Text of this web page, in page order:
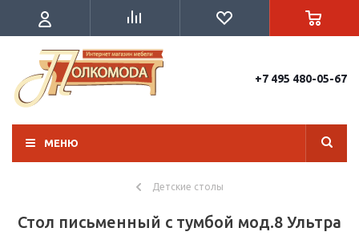
+7 495 480-05-67
МЕНЮ
Детские столы
Стол письменный с тумбой мод.8 Ультра